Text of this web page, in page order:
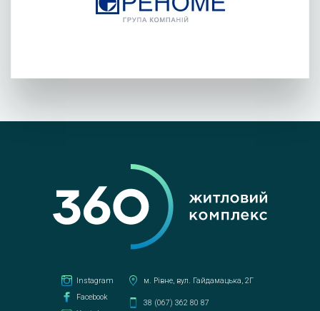
Instagram
Facebook
м. Рівне, вул. Гайдамацька, 2Г
38 (067) 362 80 87